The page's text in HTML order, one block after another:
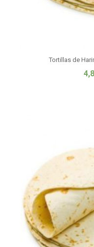
Tortillas de